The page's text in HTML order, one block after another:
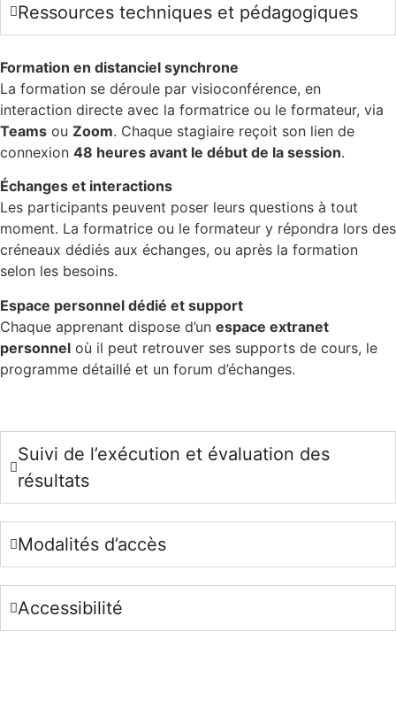
Ressources techniques et pédagogiques
Formation en distanciel synchrone
La formation se déroule par visioconférence, en
interaction directe avec la formatrice ou le formateur, via
Teams ou Zoom. Chaque stagiaire reçoit son lien de
connexion 48 heures avant le début de la session.
Échanges et interactions
Les participants peuvent poser leurs questions à tout
moment. La formatrice ou le formateur y répondra lors des
créneaux dédiés aux échanges, ou après la formation
selon les besoins.
Espace personnel dédié et support
Chaque apprenant dispose d’un espace extranet
personnel où il peut retrouver ses supports de cours, le
programme détaillé et un forum d’échanges.
Suivi de l’exécution et évaluation des
résultats
Modalités d’accès
Accessibilité